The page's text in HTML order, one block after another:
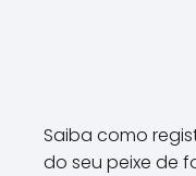
Saiba como
do seu peixe de